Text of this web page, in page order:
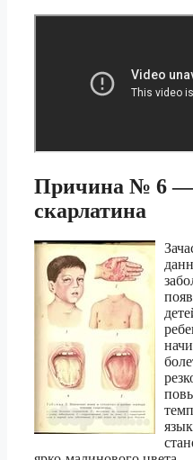
Причина № 6 —
скарлатина
язык